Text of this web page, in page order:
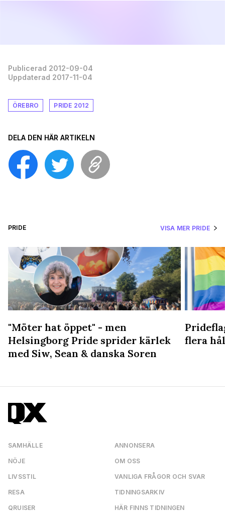
Publicerad 2012-09-04
Uppdaterad 2017-11-04
ÖREBRO PRIDE 2012
DELA DEN HÄR ARTIKELN
PRIDE VISA MER PRIDE
"Möter hat öppet" - men
Helsingborg Pride sprider kärlek
med Siw, Sean & danska Soren
flera
SAMHÄLLE
NÖJE
LIVSSTIL
RESA
QRUISER
ANNONSERA
OM OSS
VANLIGA FRÅGOR OCH SVAR
TIDNINGSARKIV
HÄR FINNS TIDNINGEN